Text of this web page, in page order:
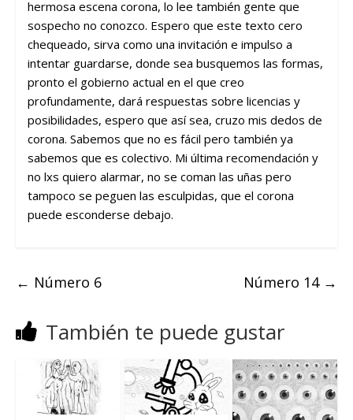
hermosa escena corona, lo lee también gente que
sospecho no conozco. Espero que este texto cero
chequeado, sirva como una invitación e impulso a
intentar guardarse, donde sea busquemos las formas,
pronto el gobierno actual en el que creo
profundamente, dará respuestas sobre licencias y
posibilidades, espero que así sea, cruzo mis dedos de
corona. Sabemos que no es fácil pero también ya
sabemos que es colectivo. Mi última recomendación y
no lxs quiero alarmar, no se coman las uñas pero
tampoco se peguen las esculpidas, que el corona
puede esconderse debajo.
← Número 6 Número 14 →
También te puede gustar